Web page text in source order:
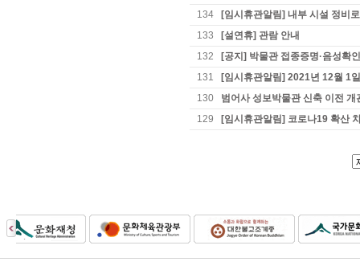
134
[임시휴관알림] 내부 시설 정비
133
[설연휴] 관람 안내
132
[공지] 박물관 접종증명·음성확
131
[임시휴관알림] 2021년 12월 1
130
범어사 성보박물관 신축 이전 개
129
[임시휴관알림] 코로나19 확산